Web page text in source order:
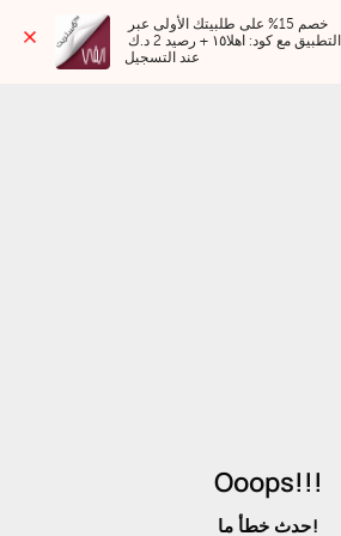
عند التسجيل
Ooops!!!
حدث خطأ ما!